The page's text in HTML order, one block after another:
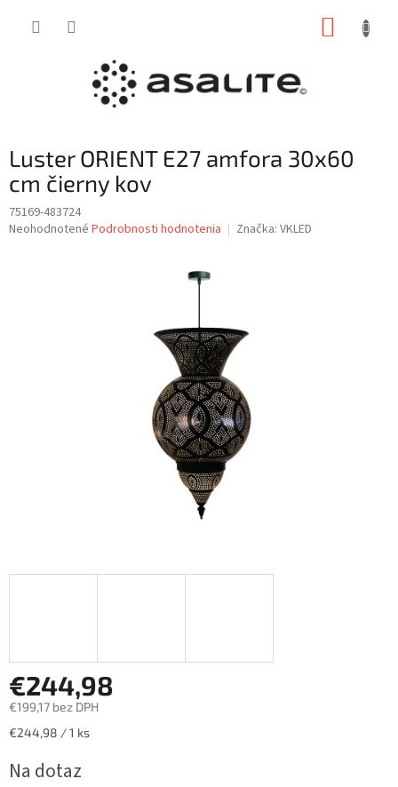
Luster ORIENT E27 amfora 30x60
cm čierny kov
75169-483724
Priemerné
Neohodnotené Podrobnosti hodnotenia Značka: VKLED
€244,98
€199,17 bez DPH
Jednotková
€244,98 / 1 ks
Na dotaz